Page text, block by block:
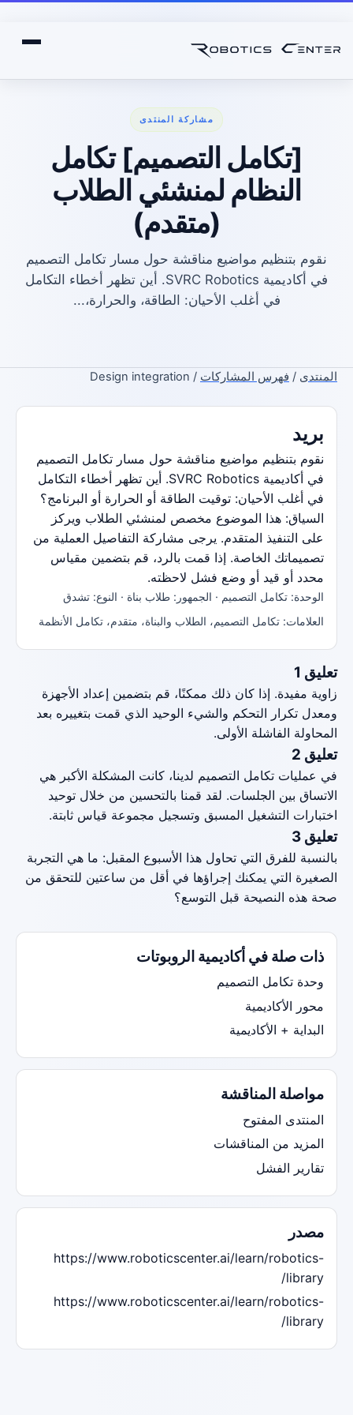
مشاركة المنتدى
[تكامل التصميم] تكامل
النظام لمنشئي الطلاب
(متقدم)
نقوم بتنظيم مواضيع مناقشة حول مسار تكامل التصميم
في أكاديمية SVRC Robotics. أين تظهر أخطاء التكامل
في أغلب الأحيان: الطاقة، والحرارة،...
المنتدى / فهرس المشاركات / Design integration
بريد
نقوم بتنظيم مواضيع مناقشة حول مسار تكامل التصميم
في أكاديمية SVRC Robotics. أين تظهر أخطاء التكامل
في أغلب الأحيان: توقيت الطاقة أو الحرارة أو البرنامج؟
السياق: هذا الموضوع مخصص لمنشئي الطلاب ويركز
على التنفيذ المتقدم. يرجى مشاركة التفاصيل العملية من
تصميماتك الخاصة. إذا قمت بالرد، قم بتضمين مقياس
محدد أو قيد أو وضع فشل لاحظته.
الوحدة: تكامل التصميم · الجمهور: طلاب بناة · النوع: تشدق
العلامات: تكامل التصميم، الطلاب والبناة، متقدم، تكامل الأنظمة
تعليق 1
زاوية مفيدة. إذا كان ذلك ممكنًا، قم بتضمين إعداد الأجهزة
ومعدل تكرار التحكم والشيء الوحيد الذي قمت بتغييره بعد
المحاولة الفاشلة الأولى.
تعليق 2
في عمليات تكامل التصميم لدينا، كانت المشكلة الأكبر هي
الاتساق بين الجلسات. لقد قمنا بالتحسين من خلال توحيد
اختبارات التشغيل المسبق وتسجيل مجموعة قياس ثابتة.
تعليق 3
بالنسبة للفرق التي تحاول هذا الأسبوع المقبل: ما هي التجربة
الصغيرة التي يمكنك إجراؤها في أقل من ساعتين للتحقق من
صحة هذه النصيحة قبل التوسع؟
ذات صلة في أكاديمية الروبوتات
وحدة تكامل التصميم
محور الأكاديمية
البداية + الأكاديمية
مواصلة المناقشة
المنتدى المفتوح
المزيد من المناقشات
تقارير الفشل
مصدر
https://www.roboticscenter.ai/learn/robotics-
library/
https://www.roboticscenter.ai/learn/robotics-
library/